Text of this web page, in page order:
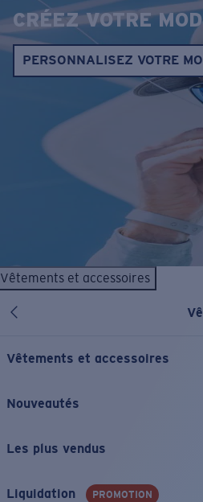
CRÉEZ VOTRE
PERSONNALISEZ VOTRE
Vêtements et accessoires
Vêtements et accessoires
Nouveautés
Les plus vendus
Liquidation PROMOTION